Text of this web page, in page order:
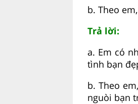
b. Theo
Trả lời:
a. Em có
tình bạn
b. Theo
nguòi bạn